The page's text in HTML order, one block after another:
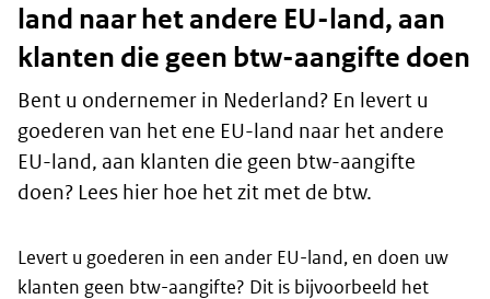
land naar het andere EU-land, aan
klanten die geen btw-aangifte doen
Bent u ondernemer in Nederland? En levert u
goederen van het ene EU-land naar het andere
EU-land, aan klanten die geen btw-aangifte
doen? Lees hier hoe het zit met de btw.
Levert u goederen in een ander EU-land, en doen uw
klanten geen btw-aangifte? Dit is bijvoorbeeld het